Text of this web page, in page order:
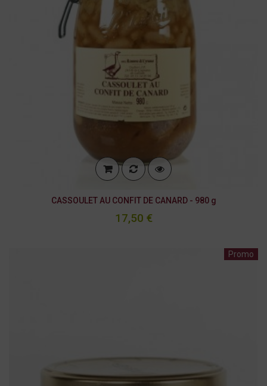
CASSOULET AU CONFIT DE CANARD - 980 g
17,50 €
Promo